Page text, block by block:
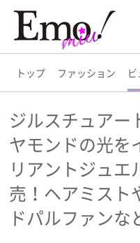
トップ ファッション
トップ
ファッション
ビューティー
カフェ・グルメ
ジルスチュアー
ヤモンドの光を
リアントジュ
売！ヘアミスト
ドパルファンな